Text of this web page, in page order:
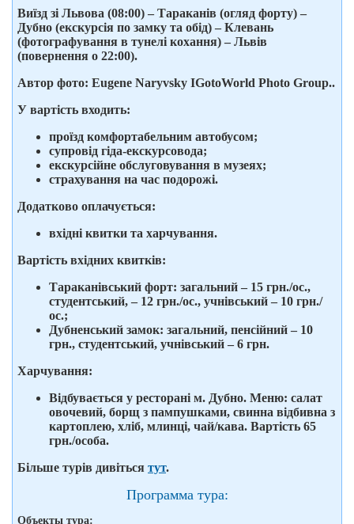
Виїзд зі Львова (08:00) – Тараканів (огляд форту) –
Дубно (екскурсія по замку та обід) – Клевань
(фотографування в тунелі кохання) – Львів
(повернення о 22:00).
Автор фото: Eugene Naryvsky IGotoWorld Photo Group..
У вартість входить:
проїзд комфортабельним автобусом;
супровід гіда-екскурсовода;
екскурсійне обслуговування в музеях;
страхування на час подорожі.
Додатково оплачується:
вхідні квитки та харчування.
Вартість вхідних квитків:
Тараканівський форт: загальний – 15 грн./ос.,
студентський, – 12 грн./ос., учнівський – 10 грн./
ос.;
Дубненський замок: загальний, пенсійний – 10
грн., студентський, учнівський – 6 грн.
Харчування:
Відбувається у ресторані м. Дубно. Меню: салат
овочевий, борщ з пампушками, свинна відбивна з
картоплею, хліб, млинці, чай/кава. Вартість 65
грн./особа.
Більше турів дивіться тут.
Программа тура:
Объекты тура: